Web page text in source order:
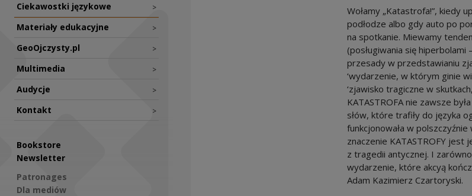
Ciekawostki językowe >
Materiały edukacyjne >
GeoOjczysty.pl >
Multimedia >
Audycje >
Kontakt >
Bookstore
Newsletter
Patronages
Dla mediów
Wołamy „Katastrofa!”, kiedy
podłodze albo gdy auto po
na spotkanie. Miewamy
(posługiwania się
przesady w przedstawianiu
‘wydarzenie, w którym ginie
‘zjawisko tragiczne w
KATASTROFA nie zawsze
słów, które trafiły do języka
funkcjonowała w
znaczenie KATASTROFY jest
z tragedii antycznej. I
wydarzenie, które akcyą
Adam Kazimierz Czartoryski.